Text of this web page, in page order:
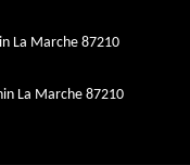
La Marche 87210
La Marche 87210